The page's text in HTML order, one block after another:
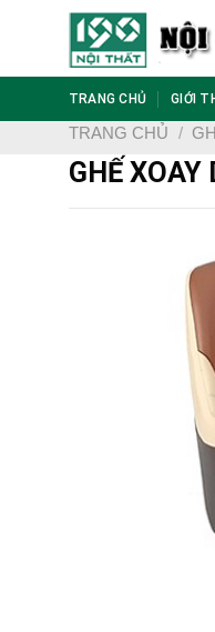
TRANG CHỦ GIỚI
TRANG CHỦ /
GHẾ